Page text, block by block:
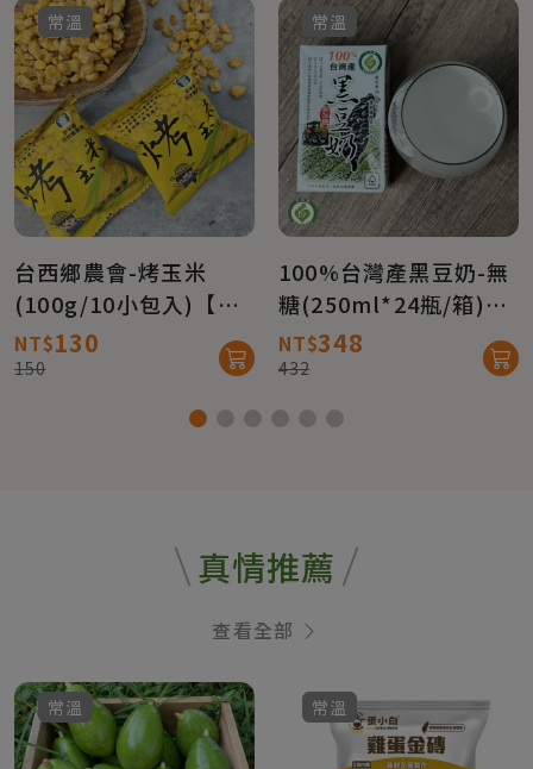
常溫
台西鄉農會-烤玉米
(100g/10小包入)【真
情柑仔店】
NT$130
150
常溫
100%台灣產黑豆奶-無
糖(250ml*24瓶/箱)★
產銷履歷★【農會牌】
NT$348
432
真情推薦
查看全部
常溫 常溫